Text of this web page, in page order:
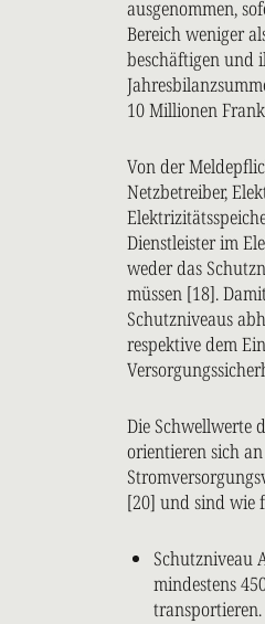
ausgenommen,
Bereich weniger
beschäftigen und
10 Millionen
Von der
Netzbetreiber,
Dienstleister im
weder das
müssen [18].
Schutzniveaus
respektive dem
Die Schwellwerte
orientieren sich
[20] und sind wie
Schutzniveau
mindestens
transportieren.